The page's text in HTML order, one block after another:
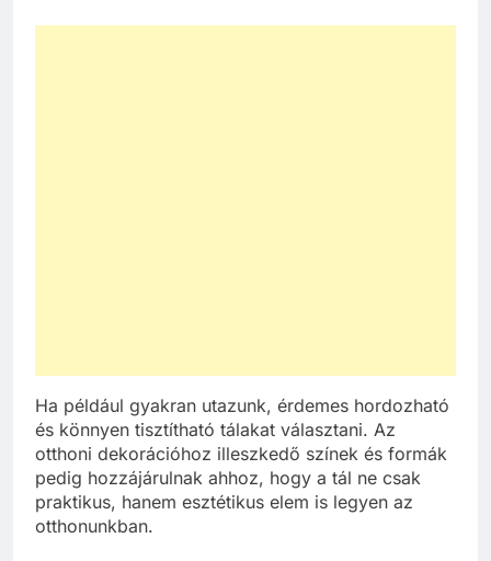
Ha például gyakran utazunk, érdemes hordozható
és könnyen tisztítható tálakat választani. Az
otthoni dekorációhoz illeszkedő színek és formák
pedig hozzájárulnak ahhoz, hogy a tál ne csak
praktikus, hanem esztétikus elem is legyen az
otthonunkban.